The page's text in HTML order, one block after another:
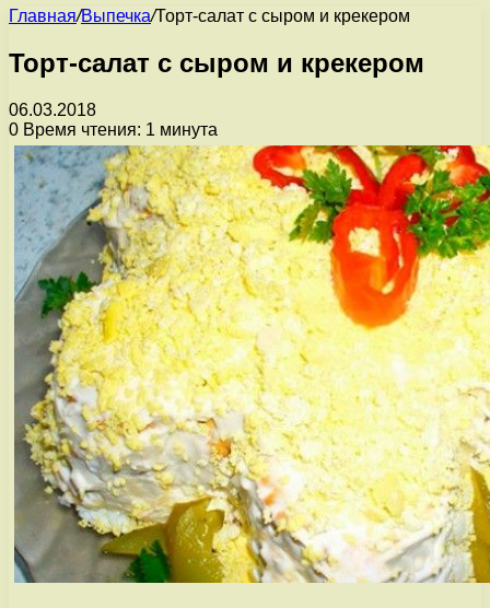
Главная/Выпечка/Торт-салат с сыром и крекером
Торт-салат с сыром и крекером
06.03.2018
0 Время чтения: 1 минута